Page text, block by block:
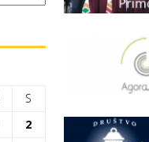
S
2